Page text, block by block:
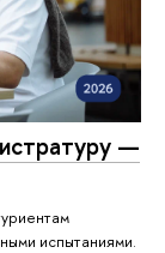
—
испытаниями.